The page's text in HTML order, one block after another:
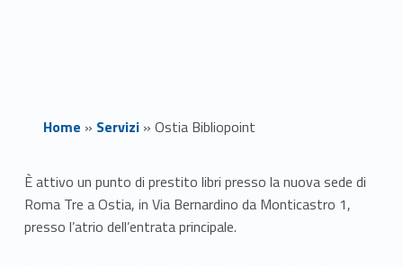
Home » Servizi» Ostia Bibliopoint
O
s
È attivo un punto di prestito libri presso la nuova sede di
Roma Tre a Ostia, in Via Bernardino da Monticastro 1,
presso l’atrio dell’entrata principale.